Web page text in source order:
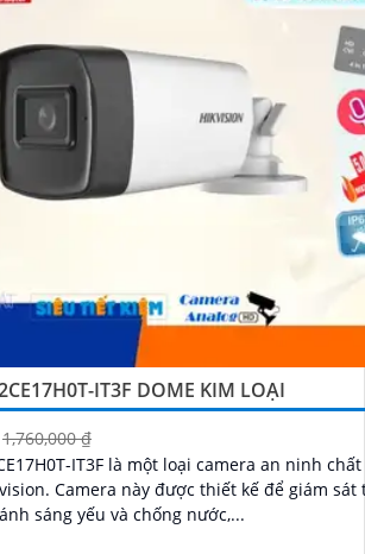
IT3F DOME KIM LOẠI
1,760,000 ₫
IT3F là một loại camera an ninh
giám sát trong
sáng yếu và chống nước,...